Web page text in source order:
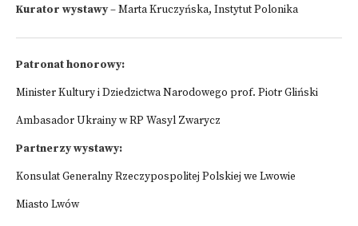
Kurator wystawy– Marta Kruczyńska, Instytut Polonika
Patronat honorowy:
Minister Kultury i Dziedzictwa Narodowego prof. Piotr Gliński
Ambasador Ukrainy w RP Wasyl Zwarycz
Partnerzy wystawy:
Konsulat Generalny Rzeczypospolitej Polskiej we Lwowie
Miasto Lwów